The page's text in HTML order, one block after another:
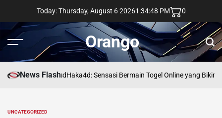
content
Today: Thursday, August 6 20261 :34:49 PM 0
Menu Orango
News Flash
asdHaka4d: Sensasi Bermain Togel Online yang Bikin
POSTED
UNCATEGORIZED